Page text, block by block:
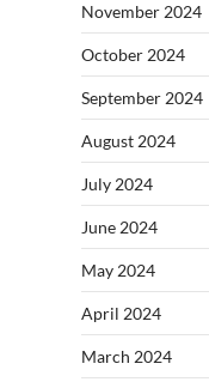
November 2024
October 2024
September 2024
August 2024
July 2024
June 2024
May 2024
April 2024
March 2024